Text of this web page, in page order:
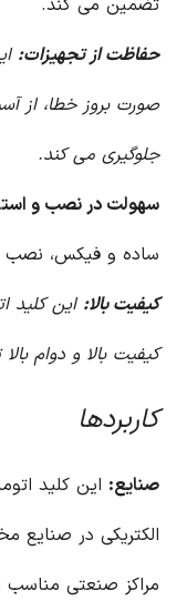
تضمین می کند.
حفاظت از تجهیزات:
صورت بروز خطا، از
جلوگیری می کند.
سهولت در نصب و
ساده و فیکس، نصب و
کیفیت بالا: این کلید
کیفیت بالا و دوام
کاربردها
صنایع: این کلید
الکتریکی در صنایع
مراکز صنعتی